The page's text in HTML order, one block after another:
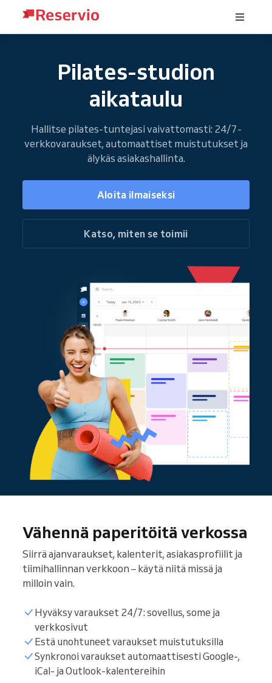
Pilates-studion
aikataulu
Hallitse pilates-tuntejasi vaivattomasti: 24/7-
verkkovaraukset, automaattiset muistutukset ja
älykäs asiakashallinta.
Aloita ilmaiseksi
Katso, miten se toimii
Vähennä paperitöitä verkossa
Siirrä ajanvaraukset, kalenterit, asiakasprofiilit ja
tiimihallinnan verkkoon – käytä niitä missä ja
milloin vain.
Hyväksy varaukset 24/7: sovellus, some ja
verkkosivut
Estä unohtuneet varaukset muistutuksilla
Synkronoi varaukset automaattisesti Google-,
iCal- ja Outlook-kalentereihin